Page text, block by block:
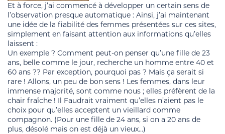
Et à force, j’ai commencé à développer un certain sens de
l’observation presque automatique : Ainsi, j’ai maintenant
une idée de la fiabilité des femmes présentées sur ces sites,
simplement en faisant attention aux informations qu’elles
laissent :
Un exemple ? Comment peut-on penser qu’une fille de 23
ans, belle comme le jour, recherche un homme entre 40 et
60 ans ?? Par exception, pourquoi pas ? Mais ça serait si
rare ! Allons, un peu de bon sens ! Les femmes, dans leur
immense majorité, sont comme nous ; elles préfèrent de la
chair fraîche ! Il Faudrait vraiment qu’elles n’aient pas le
choix pour qu’elles acceptent un vieillard comme
compagnon. (Pour une fille de 24 ans, si on a 20 ans de
plus, désolé mais on est déjà un vieux…)